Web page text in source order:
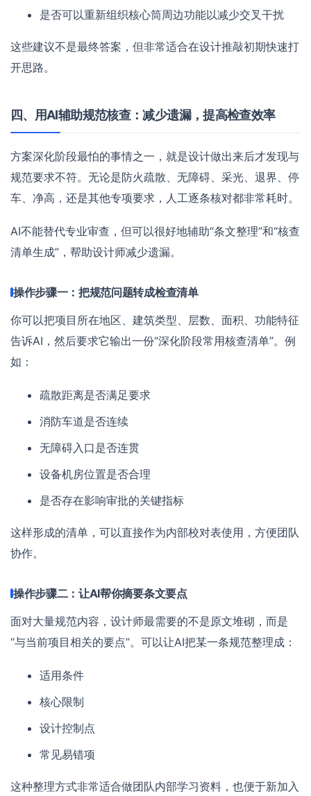
是否可以重新组织核心筒周边功能以减少交叉干扰
这些建议不是最终答案，但非常适合在设计推敲初期快速打
开思路。
四、用AI辅助规范核查：减少遗漏，提高检查效率
方案深化阶段最怕的事情之一，就是设计做出来后才发现与
规范要求不符。无论是防火疏散、无障碍、采光、退界、停
车、净高，还是其他专项要求，人工逐条核对都非常耗时。
AI不能替代专业审查，但可以很好地辅助“条文整理”和“核查
清单生成”，帮助设计师减少遗漏。
操作步骤一：把规范问题转成检查清单
你可以把项目所在地区、建筑类型、层数、面积、功能特征
告诉AI，然后要求它输出一份“深化阶段常用核查清单”。例
如：
疏散距离是否满足要求
消防车道是否连续
无障碍入口是否连贯
设备机房位置是否合理
是否存在影响审批的关键指标
这样形成的清单，可以直接作为内部校对表使用，方便团队
协作。
操作步骤二：让AI帮你摘要条文要点
面对大量规范内容，设计师最需要的不是原文堆砌，而是
“与当前项目相关的要点”。可以让AI把某一条规范整理成：
适用条件
核心限制
设计控制点
常见易错项
这种整理方式非常适合做团队内部学习资料，也便于新加入